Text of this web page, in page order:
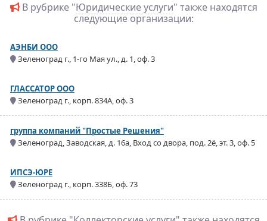
В рубрике "Юридические услуги" также находятся
следующие организации:
АЭНБИ ООО
Зеленоград г., 1-го Мая ул., д. 1, оф. 3
ГЛАССАТОР ООО
Зеленоград г., корп. 834А, оф. 3
группа компаний "Простые Решения"
Зеленоград, Заводская, д. 16а, Вход со двора, под. 2ё, эт. 3, оф. 5
ИПСЭ-ЮРЕ
Зеленоград г., корп. 338Б, оф. 73